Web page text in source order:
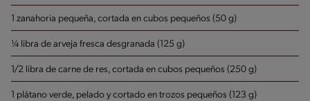
1 zanahoria pequeña, cortada en cubos pequeños (50 g)
¼ libra de arveja fresca desgranada (125 g)
1/2 libra de carne de res, cortada en cubos pequeños (250 g)
1 plátano verde, pelado y cortado en trozos pequeños (123 g)